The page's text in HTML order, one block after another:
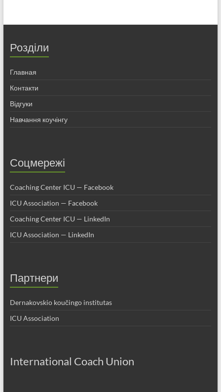
Розділи
Главная
Контакти
Відгуки
Навчання коучінгу
Соцмережі
Coaching Center ICU — Facebook
ICU Association — Facebook
Coaching Center ICU — LinkedIn
ICU Association — LinkedIn
Партнери
Dernakovskio koučingo institutas
ICU Association
International Coach Union